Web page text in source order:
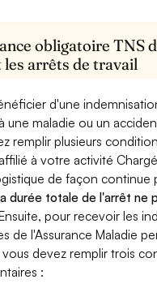
obligatoire TNS
les arrêts de travail
d'une
une maladie ou un
remplir plusieurs
à votre activité
de façon continue
durée totale de l'arrêt ne
pour recevoir les
de l'Assurance Maladie
vous devez remplir trois
: